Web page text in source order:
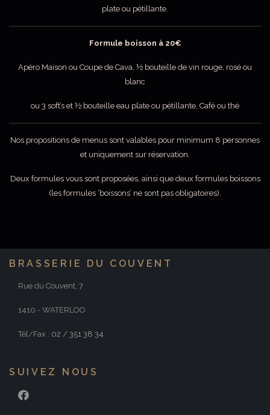
plate ou pétillante.
Formule boisson à 20€
Apéro Maison ou Coupe de Cava, ½ bouteille de vin rouge, rosé ou
blanc
ou 3 soft’s et ½ bouteille eau plate ou pétillante, Café ou thé
Nos propositions de menus sont valables pour minimum 8 personnes
et uniquement sur réservation.
Deux formules vous sont proposées, ainsi que deux formules boissons
(les formules ‘boissons’ ne sont pas obligatoires).
BRASSERIE DU COUVENT
Rue du Couvent, 7
1410 - WATERLOO
Tél/Fax : 02 / 351 38 34
SUIVEZ NOUS
FACEBOOK